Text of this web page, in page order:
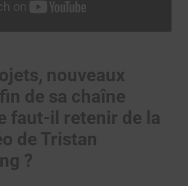
nouveaux
de sa chaîne
faut-il retenir de la
de Tristan
?